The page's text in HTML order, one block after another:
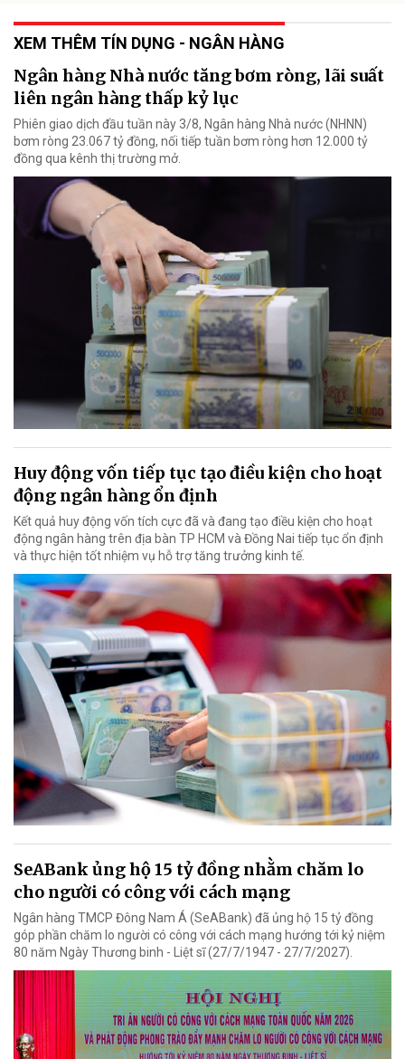
XEM THÊM TÍN DỤNG - NGÂN HÀNG
Ngân hàng Nhà nước tăng bơm ròng, lãi suất
liên ngân hàng thấp kỷ lục
Phiên giao dịch đầu tuần này 3/8, Ngân hàng Nhà nước (NHNN)
bơm ròng 23.067 tỷ đồng, nối tiếp tuần bơm ròng hơn 12.000 tỷ
đồng qua kênh thị trường mở.
Huy động vốn tiếp tục tạo điều kiện cho hoạt
động ngân hàng ổn định
Kết quả huy động vốn tích cực đã và đang tạo điều kiện cho hoạt
động ngân hàng trên địa bàn TP HCM và Đồng Nai tiếp tục ổn định
và thực hiện tốt nhiệm vụ hỗ trợ tăng trưởng kinh tế.
SeABank ủng hộ 15 tỷ đồng nhằm chăm lo
cho người có công với cách mạng
Ngân hàng TMCP Đông Nam Á (SeABank) đã ủng hộ 15 tỷ đồng
góp phần chăm lo người có công với cách mạng hướng tới kỷ niệm
80 năm Ngày Thương binh - Liệt sĩ (27/7/1947 - 27/7/2027).